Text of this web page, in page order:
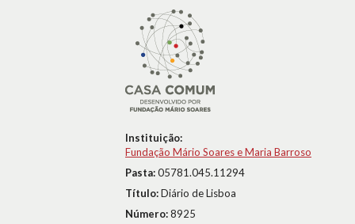
Instituição:
Fundação Mário Soares e Maria Barroso
Pasta:05781.045.11294
Título:Diário de Lisboa
Número:8925